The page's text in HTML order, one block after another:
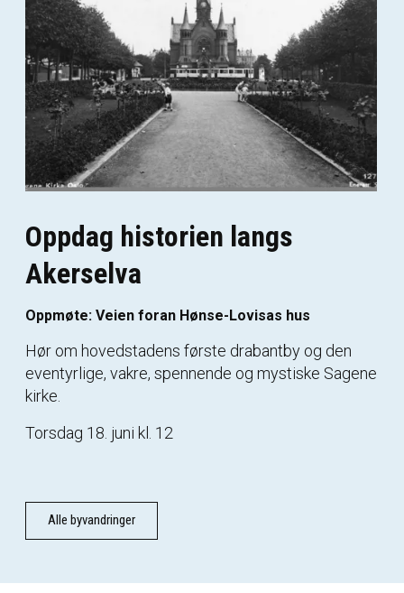
Oppdag historien langs
Akerselva
Oppmøte: Veien foran Hønse-Lovisas hus
Hør om hovedstadens første drabantby og den
eventyrlige, vakre, spennende og mystiske Sagene
kirke.
Torsdag 18. juni kl. 12
Alle byvandringer